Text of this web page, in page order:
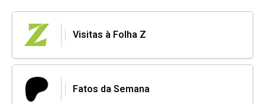
Visitas à Folha Z
Fatos da Semana